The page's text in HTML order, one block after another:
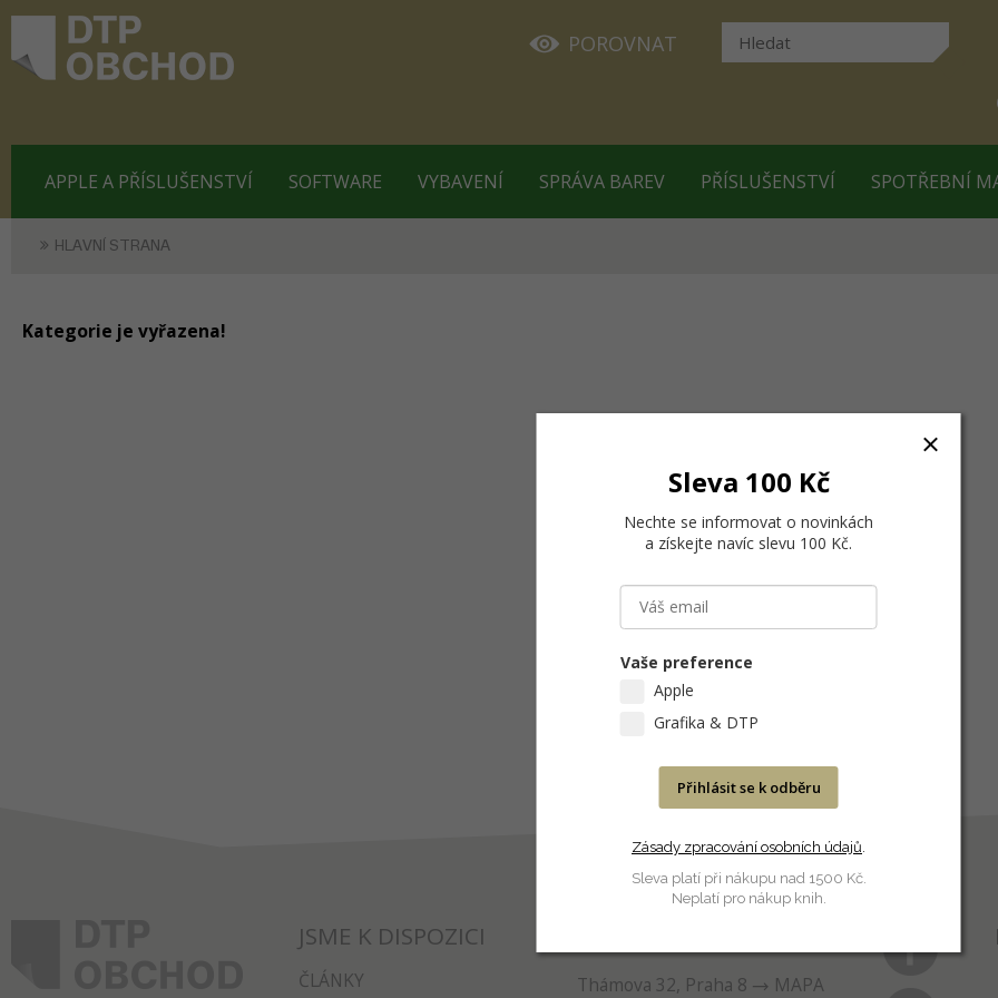
POROVNAT
APPLE A PŘÍSLUŠENSTVÍ SOFTWARE VYBAVENÍ SPRÁVA BAREV PŘÍSLUŠENSTVÍ SPOTŘEBNÍ
HLAVNÍ STRANA
Kategorie je vyřazena!
JSME K DISPOZICI
ČLÁNKY Thámova 32, Praha 8
MAPA
Sleva 100 Kč
Nechte se informovat o novinkách
a získejte navíc slevu 100 Kč.
Vaše preference
Apple
Grafika & DTP
Přihlásit se k odběru
Zásady zpracování osobních údajů.
Sleva platí při nákupu nad 1500 Kč.
Neplatí pro nákup knih.